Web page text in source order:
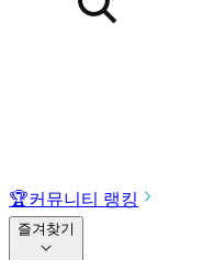
혈당 · 다이어트
🏆커뮤니티 랭킹
즐겨찾기